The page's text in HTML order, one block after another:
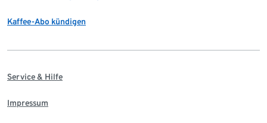
Kaffee-Abo kündigen
Service & Hilfe
Impressum